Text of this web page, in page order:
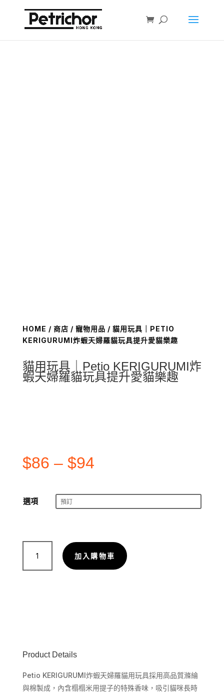
HOME / 商店 / 寵物用品 / 貓用玩具｜PETIO
KERIGURUMI炸蝦天婦羅貓玩具提升愛貓樂趣
貓用玩具｜Petio KERIGURUMI炸
蝦天婦羅貓玩具提升愛貓樂趣
$86 – $94
選項
玩
天
羅
貓
加入購物車
Product Details
Petio KERIGURUMI炸蝦天婦羅貓用玩具採用高品質滌綸
與棉製成，內含榻榻米用提子的特殊香味，吸引貓咪長時